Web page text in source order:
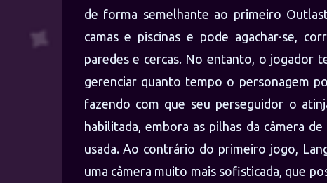
de forma semelhante ao primeiro
camas e piscinas e pode agachar-se,
paredes e cercas. No entanto, o jogador
gerenciar quanto tempo o personagem
fazendo com que seu perseguidor o
habilitada, embora as pilhas da câmera
usada. Ao contrário do primeiro jogo,
uma câmera muito mais sofisticada, que